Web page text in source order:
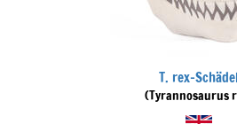
T. rex-Schädel
(Tyrannosaurus